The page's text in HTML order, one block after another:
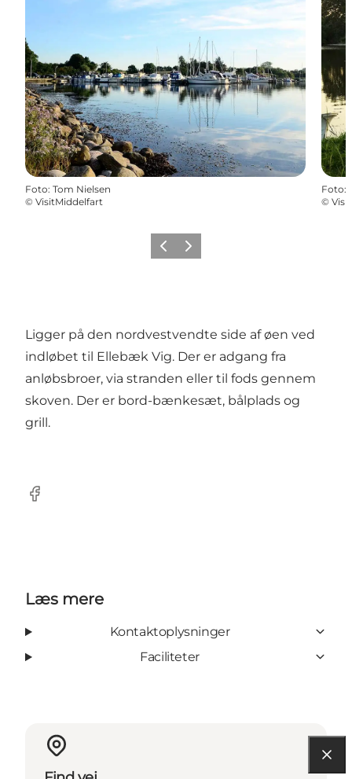
Foto: Tom Nielsen
© VisitMiddelfart
Foto:
©
ForrigeNæste
Ligger på den nordvestvendte side af øen ved
indløbet til Ellebæk Vig. Der er adgang fra
anløbsbroer, via stranden eller til fods gennem
skoven. Der er bord-bænkesæt, bålplads og
grill.
Facebook
Læs mere
Kontaktoplysninger
Faciliteter